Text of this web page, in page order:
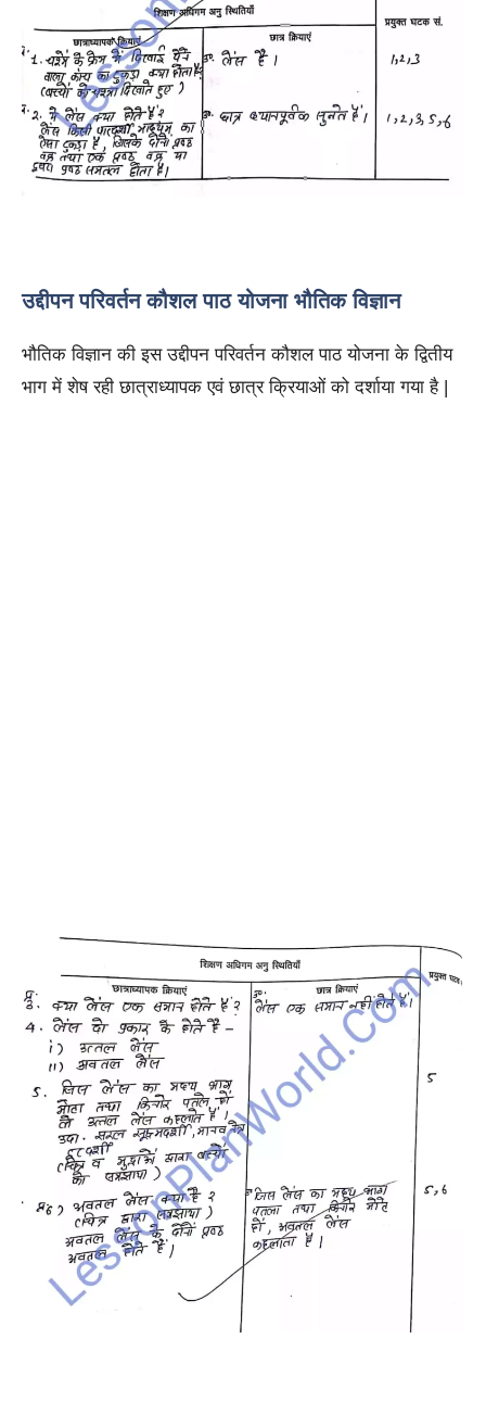
उद्दीपन परिवर्तन कौशल पाठ योजना भौतिक विज्ञान
भौतिक विज्ञान की इस उद्दीपन परिवर्तन कौशल पाठ योजना के द्वितीय
भाग में शेष रही छात्राध्यापक एवं छात्र क्रियाओं को दर्शाया गया है |